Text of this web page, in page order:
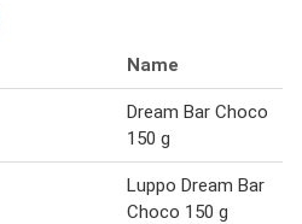
Name
Dream Bar Choco
150 g
Luppo Dream Bar
Choco 150 g